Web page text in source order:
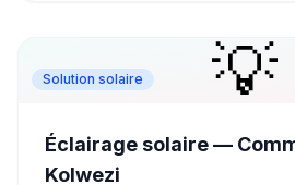
💡
Solution solaire
Éclairage solaire —
Kolwezi